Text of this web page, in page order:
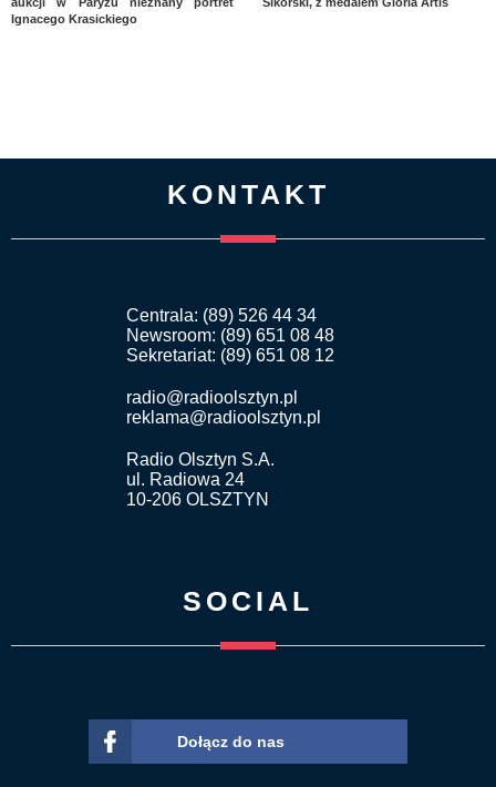
aukcji w Paryżu nieznany portret
Ignacego Krasickiego
Sikorski, z medalem Gloria Artis
KONTAKT
Centrala: (89) 526 44 34
Newsroom: (89) 651 08 48
Sekretariat: (89) 651 08 12
radio@radioolsztyn.pl
reklama@radioolsztyn.pl
Radio Olsztyn S.A.
ul. Radiowa 24
10-206 OLSZTYN
SOCIAL
Dołącz do nas